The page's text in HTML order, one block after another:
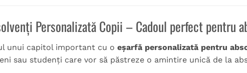
Personalizată Copii – Cadoul perfect pentru
unui capitol important cu o eșarfă personalizată pentru
sau studenți care vor să păstreze o amintire unică de la